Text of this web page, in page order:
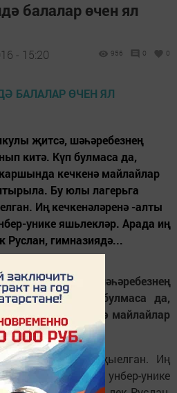
балалар өчен ял
- 15:20 956 0 0
җитсә, шәһәребезнең
китә. Күп булмаса да,
кечкенә майлайлар
Бу юлы лагерьга
Иң кечкенәләренә -алты
унике яшьлекләр. Арада иң
Руслан, гимназиядә...
җитсә, шәһәребезнең
китә. Күп булмаса да,
каршында кечкенә майлайлар
якын бала җыелган. Иң
ә иң зурлары исә унбер-унике